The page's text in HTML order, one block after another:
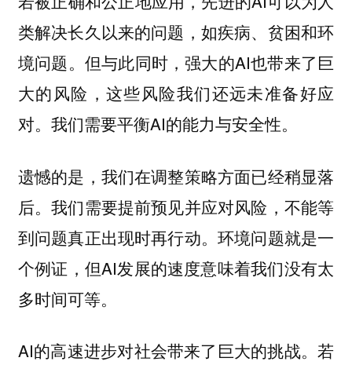
类解决长久以来的问题，如疾病、贫困和环
境问题。但与此同时，强大的AI也带来了巨
大的风险，这些风险我们还远未准备好应
对。我们需要平衡AI的能力与安全性。
遗憾的是，我们在调整策略方面已经稍显落
后。我们需要提前预见并应对风险，不能等
到问题真正出现时再行动。环境问题就是一
个例证，但AI发展的速度意味着我们没有太
多时间可等。
AI的高速进步对社会带来了巨大的挑战。若